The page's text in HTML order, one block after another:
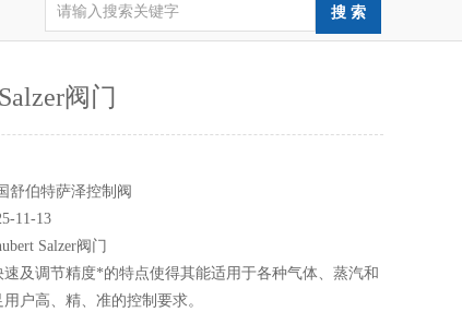
阀门
舒伯特萨泽控制阀
11-13
Salzer阀门
及调节精度*的特点使得其能适用于各种气体、蒸汽和
户高、精、准的控制要求。